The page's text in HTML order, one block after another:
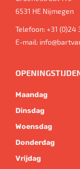
6531 HE Nijmegen
Telefoon:+31 (0)24
E-mail:
Maandag
Dinsdag
Woensdag
Donderdag
Vrijdag